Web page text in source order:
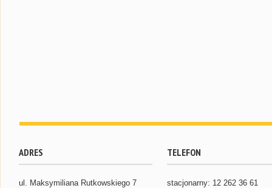
ADRES
ul. Maksymiliana Rutkowskiego 7
TELEFON
stacjonarny: 12 262 36 61